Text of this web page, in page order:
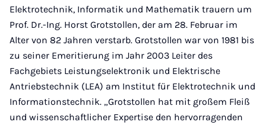
Elektrotechnik, Informatik und Mathematik trauern um
Prof. Dr.-Ing. Horst Grotstollen, der am 28. Februar im
Alter von 82 Jahren verstarb. Grotstollen war von 1981 bis
zu seiner Emeritierung im Jahr 2003 Leiter des
Fachgebiets Leistungselektronik und Elektrische
Antriebstechnik (LEA) am Institut für Elektrotechnik und
Informationstechnik. „Grotstollen hat mit großem Fleiß
und wissenschaftlicher Expertise den hervorragenden